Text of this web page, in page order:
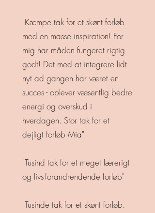
"Kæmpe tak for et skønt forløb
med en masse inspiration! For
mig har måden fungeret rigtig
godt! Det med at integrere lidt
nyt ad gangen har været en
succes - oplever væsentlig bedre
energi og overskud i
hverdagen. Stor tak for et
dejligt forløb Mia"
"Tusind tak for et meget lærerigt
og livs-forandrendende forløb"
"Tusinde tak for et skønt forløb.